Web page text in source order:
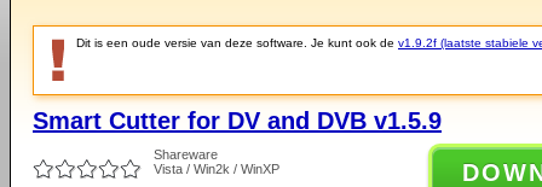
Dit is een oude versie van deze software. Je kunt ook de v1.9.2f (laatste stabiele
Smart Cutter for DV and DVB v1.5.9
Shareware
Vista / Win2k / WinXP